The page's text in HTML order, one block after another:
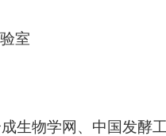
室
生物学网、中国发酵